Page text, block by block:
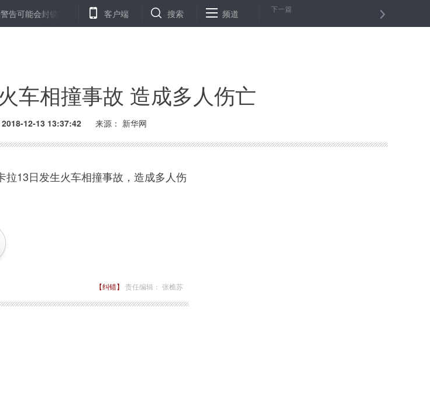
会封锁谷歌 委内瑞拉总统马杜罗指责美国干涉委内政 中共中央、国务院在南京举行2018年南京大屠杀死难
客户端 搜索 频道 下一篇
车相撞事故 造成多人伤亡
2018-12-13 13:37:42 来源： 新华网
13日发生火车相撞事故，造成多人伤
【纠错】 责任编辑： 张樵苏